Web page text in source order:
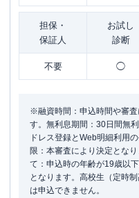
担保・
保証人
お試し
診断
不要 ◯
※融資時間：申込時間や審査
す。無利息期間：30日間無
ドレス登録とWeb明細利用
限：本審査により決定とな
て：申込時の年齢が19歳以
となります。高校生（定時
は申込できません。